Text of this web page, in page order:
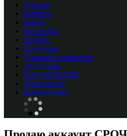
Главная
Новости
Гайды
Настройка
Оружие
Проблемы
Тактика и стратегия
Эмуляторы
CоD WARZONE
Обновления
Вопрос-ответ